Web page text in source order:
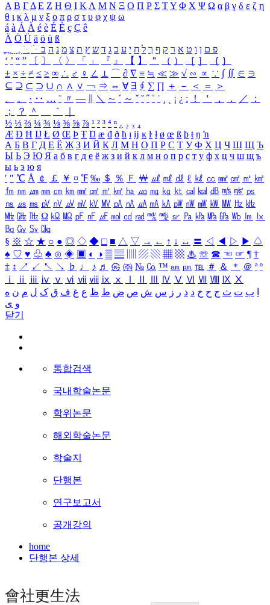
Α Β ΓΔ Ε Ζ Η Θ Ι ΚΛ Μ Ν Ξ Ο Π Ρ Σ ΤΥ Φ Χ Ψ Ω α β γ δ ε ζ η
θ ι κ λ μ ν ξ ο π ρ σ τ υ φ χ ψ ω
á à Á À é è É È ç Ç ê
Ä Ö Ü ä ö ü ß
ִֶֹ ֻּ ׁׂ פ ם ן ו ט א ר ק ף ך ל ח י ע כ ג ד ש ץ ת צ מ נ ה ב
‘ ’ “ ” 〔 〕 〈 〉 「 」 『 』 【 】 ＂ （ ） ［ ］ ｛ ｝
± × ÷ ≠ ≤ ≥ ∞ ∴ ♂ ♀ ∠ ⊥ ⌒ ∂ ∇ ≡ ≒ ≪ ≫ √ ∽ ∝ ∵ ∫ ∬ ∈ ∋
⊆ ⊇ ⊂ ⊃ ∪ ∩ ∧ ∨ ￢ ⇒ ⇔ ∀ ∃ ∮ ∑ ∏ ＋ － ＜ ＝
＞
、
。 · ‥ … ¨ 〃 ― ＼ ∼ ´ ～ ˇ ˘ ˝ ˚ ˙ ¸ ¡ ¿ ː ！ ＇ ， ． ／
：
；
？ ＾ ｀
½ ⅓ ⅔ ¼ ¾ ⅛ ⅜ ⅝ ⅞ ¹ ² ³ ⁴ ⁿ ₁ ₂ ₃ ₄
Æ Ð Ħ Ĳ Ł Ø Œ Þ Ŧ Ŋ æ đ ð ħ ı ĳ ĸ ŀ ł ø œ ß þ ŧ ŋ ŉ
А Б В Г Д Е Ё Ж З И Й К Л М Н О П Р С Т У Ф Х Ц Ч Ш Щ Ъ
Ы Ь Э Ю Я а б в г д е ё ж з и й к л м н о п р с т у ф х ц ч ш щ ъ
ы ь э ю я
′ ″ ℃ Å ￠ ￡ ￥ ¤ ℉ ‰ ＄ ％ Ｆ ￦ ㎕ ㎖ ㎗ ℓ ㎘ ㏄ ㎣ ㎤ ㎥ ㎦
㎙ ㎚ ㎛ ㎜ ㎝ ㎞ ㎟ ㎠ ㎡ ㎢ ㏊ ㎍ ㎎ ㎏ ㏏ ㎈ ㎉ ㏈ ㎧ ㎨ ㎰
㎱ ㎲ ㎳ ㎴ ㎵ ㎶ ㎷ ㎸ ㎹ ㎀ ㎁ ㎂ ㎃ ㎄ ㎺ ㎻ ㎽ ㎾ ㎿ ㎐ ㎑
㎒ ㎓ ㎔ Ω ㏀ ㏁ ㎊ ㎋ ㎌ ㏖ ㏅ ㎭ ㎮ ㎯ ㏛ ㎩ ㎪ ㎫ ㎬ ㏝ ㏐
㏓
㏃ ㏉ ㏜ ㏆
§ ※ ☆ ★ ○ ● ◎ ◇ ◆ □ ■ △ ▽ → ← ↑ ↓ ↔ 〓 ◁ ◀ ▷ ▶ ♤
♠ ♡ ♥ ♧ ♣ ⊙ ◈ ▣ ◐ ◑ ▒ ▤ ▨ ▧ ▦ ▩ ♨ ☏ ☎ ☜ ☞ ¶ †
‡ ↕ ↗ ↙ ↖ ↘ ♭ ♩ ♪ ♬ ㉿ ㈜ № ㏇ ™ ㏂ ㏘ ℡ ＃ ＆ ＊ ＠ ª º
ⅰ
ⅱ ⅲ ⅳ ⅴ ⅵ ⅶ ⅷ ⅸ ⅹ Ⅳ Ⅴ Ⅵ Ⅶ Ⅷ Ⅸ Ⅹ
ب ت ث ج ح خ د ذ ر ز س ش ص ض ط ظ ع غ ف ق ک ل م ن ه
و ی
닫기
통합검색
국내학술논문
학위논문
해외학술논문
학술지
단행본
연구보고서
공개강의
home
단행본 상세
會社更生法